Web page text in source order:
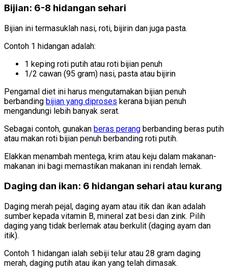
Bijian: 6-8 hidangan sehari
Bijian ini termasuklah nasi, roti, bijirin dan juga pasta.
Contoh 1 hidangan adalah:
1 keping roti putih atau roti bijian penuh
1/2 cawan (95 gram) nasi, pasta atau bijirin
Pengamal diet ini harus mengutamakan bijian penuh
berbanding bijian yang diproses kerana bijian penuh
mengandungi lebih banyak serat.
Sebagai contoh, gunakan beras perang berbanding beras putih
atau makan roti bijian penuh berbanding roti putih.
Elakkan menambah mentega, krim atau keju dalam makanan-
makanan ini bagi memastikan makanan ini rendah lemak.
Daging dan ikan: 6 hidangan sehari atau kurang
Daging merah pejal, daging ayam atau itik dan ikan adalah
sumber kepada vitamin B, mineral zat besi dan zink. Pilih
daging yang tidak berlemak atau berkulit (daging ayam dan
itik).
Contoh 1 hidangan ialah sebiji telur atau 28 gram daging
merah, daging putih atau ikan yang telah dimasak.